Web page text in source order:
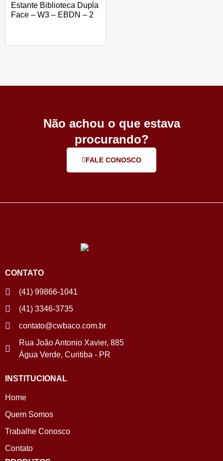
Estante Biblioteca Dupla
Face – W3 – EBDN – 2
Não achou o que estava
procurando?
FALE CONOSCO
CONTATO
(41) 99866-1041
(41) 3346-3735
contato@cwbaco.com.br
Rua João Antonio Xavier, 885
Água Verde, Curitiba - PR
INSTITUCIONAL
Home
Quem Somos
Trabalhe Conosco
Contato